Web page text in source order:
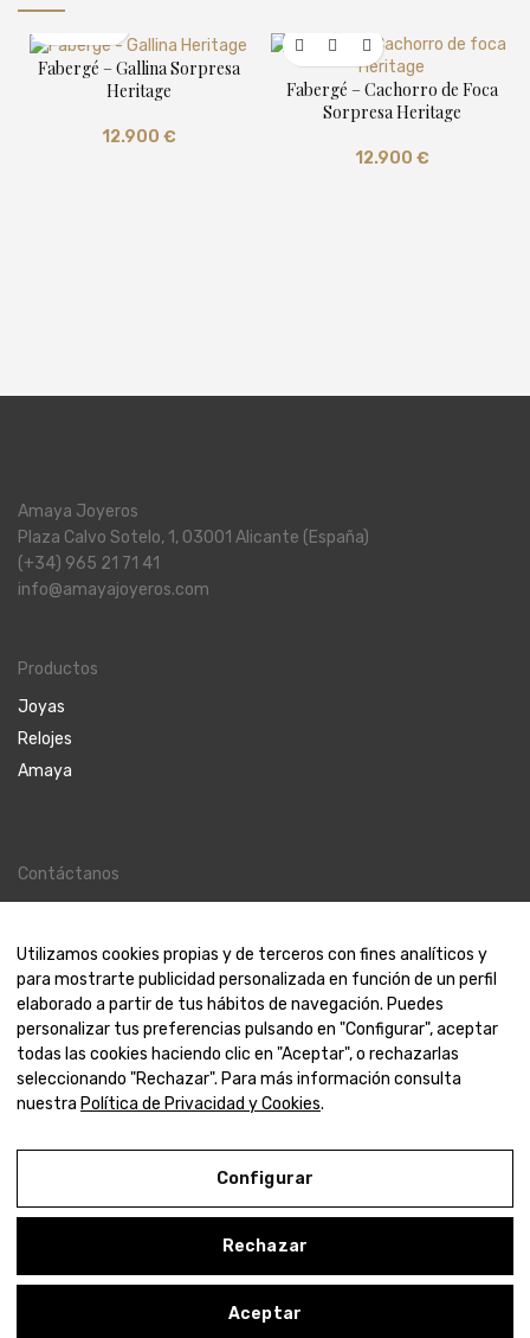
Fabergé – Gallina Sorpresa
Heritage
12.900 €
Fabergé – Cachorro de Foca
Sorpresa Heritage
12.900 €
Amaya Joyeros
Plaza Calvo Sotelo, 1, 03001 Alicante (España)
(+34) 965 21 71 41
info@amayajoyeros.com
Productos
Joyas
Relojes
Amaya
Contáctanos
Nosotros
© 2000-2024 Amaya Joyeros
Utilizamos cookies propias y de terceros con fines analíticos y
para mostrarte publicidad personalizada en función de un perfil
elaborado a partir de tus hábitos de navegación. Puedes
personalizar tus preferencias pulsando en "Configurar", aceptar
todas las cookies haciendo clic en "Aceptar", o rechazarlas
seleccionando "Rechazar". Para más información consulta
nuestra Política de Privacidad y Cookies.
Configurar
Rechazar
Aceptar
Política de Privacidad y Cookies
Condiciones de compra